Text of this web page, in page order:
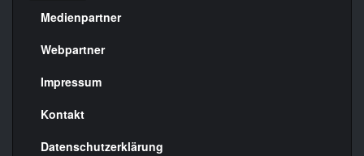
Menülinks
rechte
Seite
Medienpartner
Webpartner
Impressum
Kontakt
Datenschutzerklärung